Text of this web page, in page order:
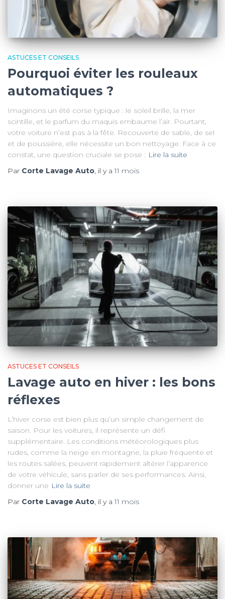
ASTUCES ET CONSEILS
Pourquoi éviter les rouleaux
automatiques ?
Imaginons un été corse typique : le soleil brille, la mer
scintille, et le parfum du maquis embaume l’air. Pourtant,
votre voiture n’est pas à la fête. Recouverte de sable, de sel
et de poussière, elle nécessite un bon nettoyage. Face à ce
constat, une question cruciale se pose : Lire la suite
Par Corte Lavage Auto, il y a11 mois
ASTUCES ET CONSEILS
Lavage auto en hiver : les bons
réflexes
L’hiver corse est bien plus qu’un simple changement de
saison. Pour les voitures, il représente un défi
supplémentaire. Les conditions météorologiques plus
rudes, comme la neige en montagne, la pluie fréquente et
les routes salées, peuvent rapidement altérer l’apparence
de votre véhicule, sans parler de ses performances. Ainsi,
donner une Lire la suite
Par Corte Lavage Auto, il y a11 mois